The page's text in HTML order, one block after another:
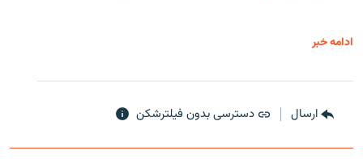
ادامه خبر
ارسال دسترسی بدون فیلترشکن